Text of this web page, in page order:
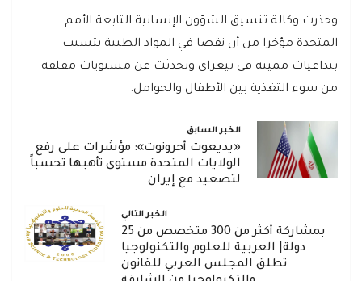
وحذرت وكالة تنسيق الشؤون الإنسانية التابعة الأمم
المتحدة مؤخرا من أن نقصا في المواد الطبية يتسبب
بتداعيات مميتة في تيغراي وتحدثت عن مستويات مقلقة
من سوء التغذية بين الأطفال والحوامل.
الخبر السابق
«يديعوت أحرونوت»: مؤشرات على رفع
الولايات المتحدة مستوى تأهبها تحسباً
لتصعيد مع إيران
الخبر التالي
بمشاركة أكثر من 300 متخصص من 25
دولة| العربية للعلوم والتكنولوجيا
تطلق المجلس العربي للقانون